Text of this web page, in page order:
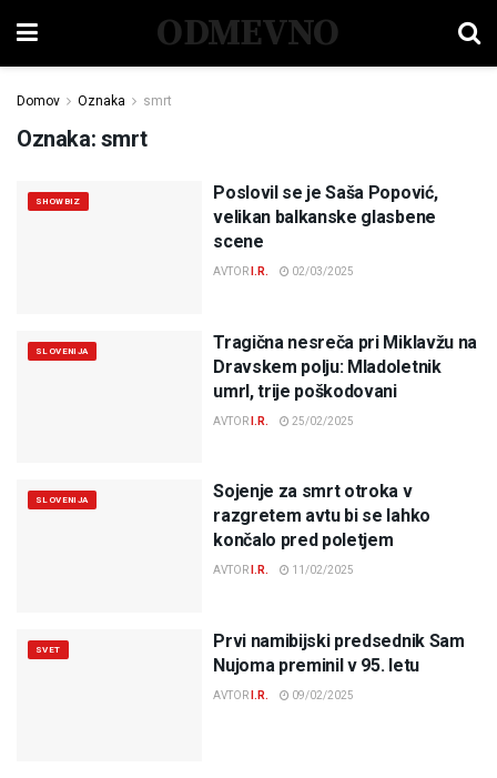
ODMEVNO
Domov Oznaka smrt
Oznaka: smrt
SHOWBIZ
Poslovil se je Saša Popović,
velikan balkanske glasbene
scene
AVTOR I.R. 02/03/2025
SLOVENIJA
Tragična nesreča pri Miklavžu na
Dravskem polju: Mladoletnik
umrl, trije poškodovani
AVTOR I.R. 25/02/2025
SLOVENIJA
Sojenje za smrt otroka v
razgretem avtu bi se lahko
končalo pred poletjem
AVTOR I.R. 11/02/2025
SVET
Prvi namibijski predsednik Sam
Nujoma preminil v 95. letu
AVTOR I.R. 09/02/2025